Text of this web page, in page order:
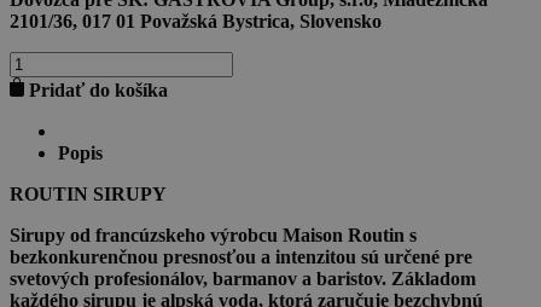
2101/36, 017 01 Považská Bystrica, Slovensko
množstvo
ORANGE
Pridať do košíka
Popis
ROUTIN SIRUPY
Sirupy od francúzskeho výrobcu Maison Routin s
bezkonkurenčnou presnosťou a intenzitou sú určené pre
svetových profesionálov, barmanov a baristov. Základom
každého sirupu je alpská voda, ktorá zaručuje bezchybnú